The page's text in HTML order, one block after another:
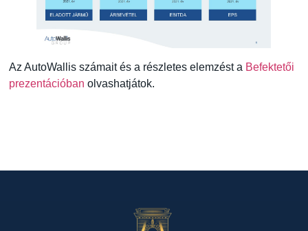
Az AutoWallis számait és a részletes elemzést a Befektetői
prezentációban olvashatjátok.